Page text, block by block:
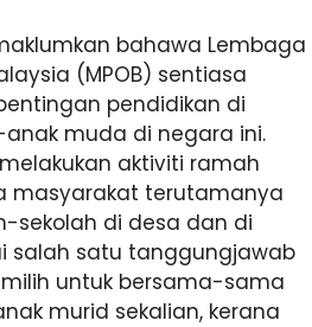
bahawa Lembaga
(MPOB) sentiasa
pendidikan di
muda di negara ini.
aktiviti ramah
masyarakat terutamanya
sekolah di desa dan di
salah satu tanggungjawab
untuk bersama-sama
murid sekalian, kerana